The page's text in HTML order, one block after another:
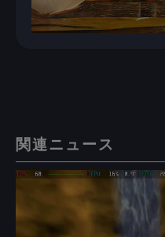
関連ニュース